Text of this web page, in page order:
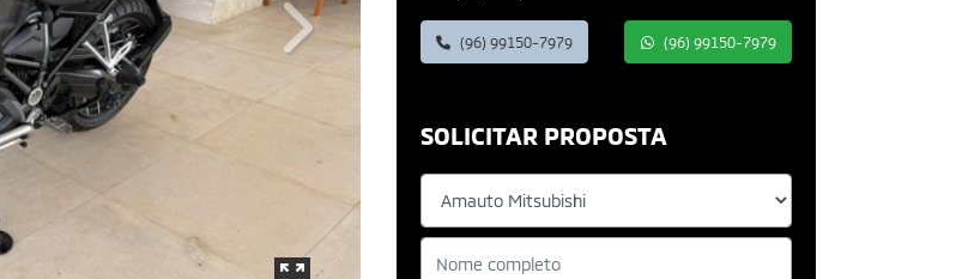
(96) 99150-7979 (96) 99150-7979
SOLICITAR PROPOSTA
Next